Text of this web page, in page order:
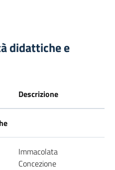
didattiche e
Descrizione
Immacolata
Concezione